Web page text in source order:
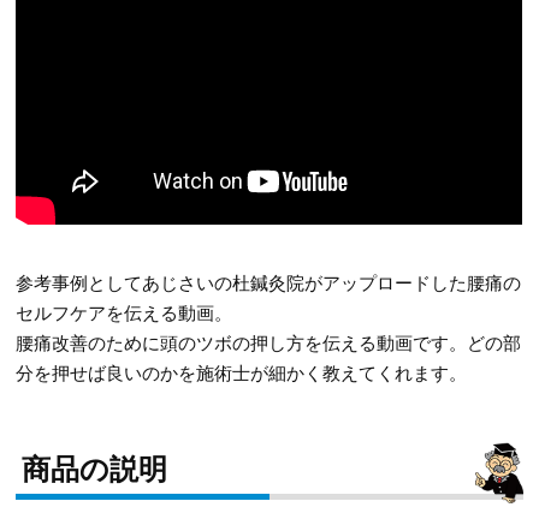
参考事例としてあじさいの杜鍼灸院がアップロードした腰痛の
セルフケアを伝える動画。
腰痛改善のために頭のツボの押し方を伝える動画です。どの部
分を押せば良いのかを施術士が細かく教えてくれます。
商品の説明